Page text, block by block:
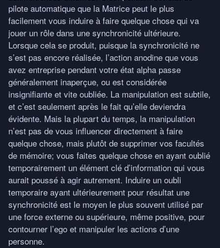
pilote automatique que la Matrice peut le plus
facilement vous induire à faire quelque chose qui va
jouer un rôle dans une synchronicité ultérieure.
Lorsque cela se produit, puisque la synchronicité ne
s’est pas encore réalisée, l’action anodine que vous
avez entreprise pendant votre état alpha passe
généralement inaperçue, ou est considérée
insignifiante et vite oubliée. La manipulation est subtile,
et c’est seulement après le fait qu’elle deviendra
évidente. Mais la plupart du temps, la manipulation
n’est pas de vous influencer directement à faire
quelque chose, mais plutôt de supprimer vos facultés
de mémoire; vous faites quelque chose en ayant oublié
temporairement un élément clé d’information qui vous
aurait poussé à agir autrement. Induire un oubli
temporaire ayant ultérieurement pour résultat une
synchronicité est le moyen le plus souvent utilisé par
une force externe ou supérieure, même positive, pour
contourner l’ego et manipuler les actions d’une
personne.